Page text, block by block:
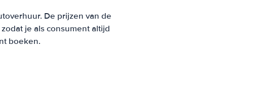
De prijzen van de
je als consument altijd
boeken.